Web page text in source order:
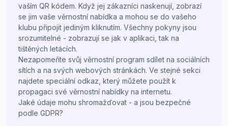
vaším QR kódem. Když jej zákazníci naskenují, zobrazí
se jim vaše věrnostní nabídka a mohou se do vašeho
klubu připojit jediným kliknutím. Všechny pokyny jsou
srozumitelné - zobrazují se jak v aplikaci, tak na
tištěných letácích.
Nezapomeňte svůj věrnostní program sdílet na sociálních
sítích a na svých webových stránkách. Ve stejné sekci
najdete speciální odkaz, který můžete použít k
propagaci své věrnostní nabídky na internetu.
Jaké údaje mohu shromažďovat - a jsou bezpečné
podle GDPR?